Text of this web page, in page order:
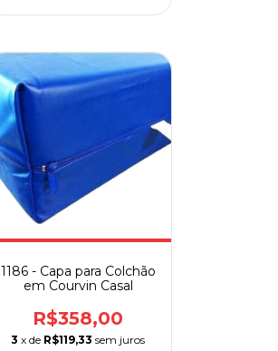
1186 - Capa para Colchão
em Courvin Casal
R$358,00
3 x de R$119,33 sem juros